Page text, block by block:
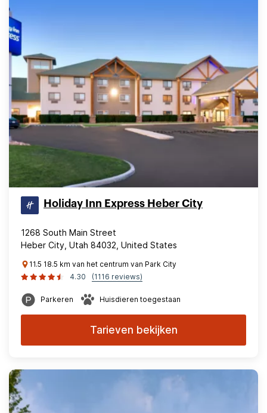
Holiday Inn Express Heber City
1268 South Main Street
Heber City, Utah 84032, United States
11.5 18.5 km van het centrum van Park City
4.30
(1116 reviews)
Parkeren Huisdieren toegestaan
Tarieven bekijken